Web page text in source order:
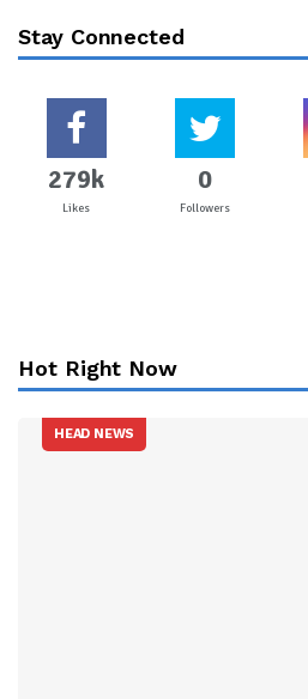
Stay Connected
279k
Likes
0
Followers
Hot Right Now
HEAD NEWS